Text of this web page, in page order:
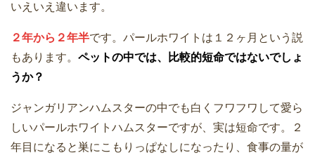
いえいえ違います。
２年から２年半です。パールホワイトは１２ヶ月という説
もあります。 ペットの中では、比較的短命ではないでしょ
うか？
ジャンガリアンハムスターの中でも白くフワフワして愛ら
しいパールホワイトハムスターですが、実は短命です。２
年目になると巣にこもりっぱなしになったり、食事の量が